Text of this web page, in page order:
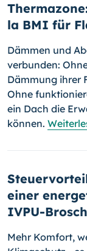
la BMI für
Dämmen und
verbunden:
Dämmung ihrer
Ohne
ein Dach die
können.
einer
IVPU-
Mehr Komfort,